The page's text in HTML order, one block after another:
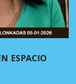
ESPACIO